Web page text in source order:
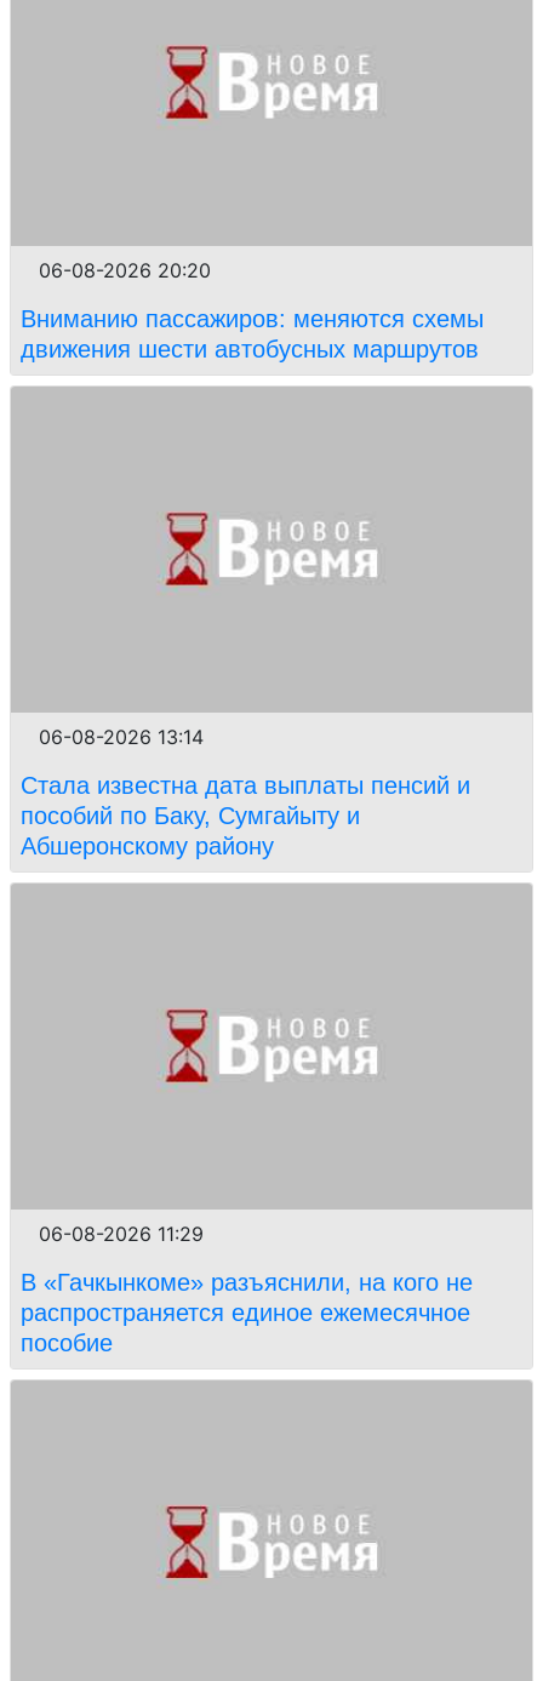
06-08-2026 20:20
Вниманию пассажиров: меняются схемы
движения шести автобусных маршрутов
06-08-2026 13:14
Стала известна дата выплаты пенсий и
пособий по Баку, Сумгайыту и
Абшеронскому району
06-08-2026 11:29
В «Гачкынкоме» разъяснили, на кого не
распространяется единое ежемесячное
пособие